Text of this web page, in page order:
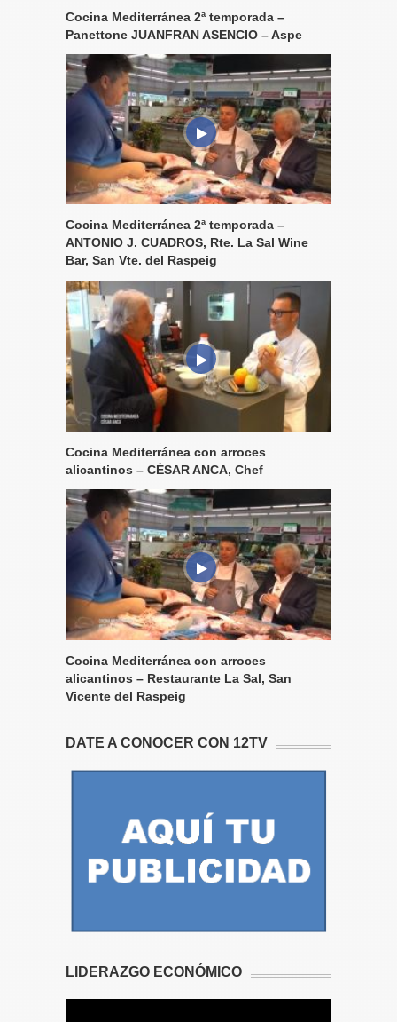
Cocina Mediterránea 2ª temporada –
Panettone JUANFRAN ASENCIO – Aspe
Cocina Mediterránea 2ª temporada –
ANTONIO J. CUADROS, Rte. La Sal Wine
Bar, San Vte. del Raspeig
Cocina Mediterránea con arroces
alicantinos – CÉSAR ANCA, Chef
Cocina Mediterránea con arroces
alicantinos – Restaurante La Sal, San
Vicente del Raspeig
DATE A CONOCER CON 12TV
LIDERAZGO ECONÓMICO